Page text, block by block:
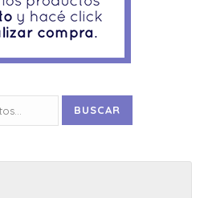
BUSCAR